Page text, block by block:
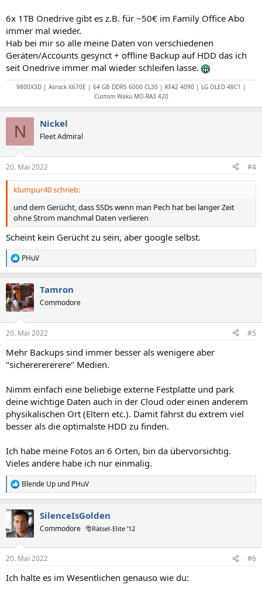
6x 1TB Onedrive gibt es z.B. für ~50€ im Family Office Abo
immer mal wieder.
Hab bei mir so alle meine Daten von verschiedenen
Geräten/Accounts gesynct + offline Backup auf HDD das ich
seit Onedrive immer mal wieder schleifen lasse.
9800X3D | Asrock X670E | 64 GB DDR5 6000 CL30 | KFA2 4090 | LG OLED 48C1 |
Custom Wakü MO-RA3 420
N Nickel
Fleet Admiral
20. Mai 2022 #4
klumpur40 schrieb:
und dem Gerücht, dass SSDs wenn man Pech hat bei langer Zeit
ohne Strom manchmal Daten verlieren
Scheint kein Gerücht zu sein, aber google selbst.
R
e
k
t
i
e
:
PHuV
Tamron
Commodore
20. Mai 2022 #5
Mehr Backups sind immer besser als wenigere aber
"sichererererere" Medien.
Nimm einfach eine beliebige externe Festplatte und park
deine wichtige Daten auch in der Cloud oder einen anderem
physikalischen Ort (Eltern etc.). Damit fährst du extrem viel
besser als die optimalste HDD zu finden.
Ich habe meine Fotos an 6 Orten, bin da übervorsichtig.
Vieles andere habe ich nur einmalig.
R
e
k
t
i
e
:
Blende Up und PHuV
SilenceIsGolden
Commodore 🎅Rätsel-Elite ’12
20. Mai 2022 #6
Ich halte es im Wesentlichen genauso wie du: